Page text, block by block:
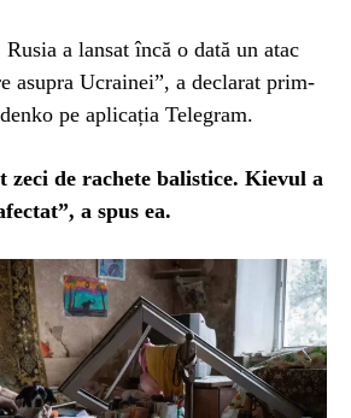
Rusia a lansat încă o dată un atac
asupra Ucrainei”, a declarat prim-
pe aplicația Telegram.
zeci de rachete balistice. Kievul a
a spus ea.